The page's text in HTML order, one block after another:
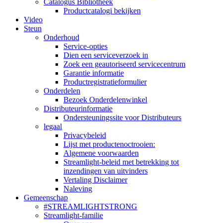
Catalogus Bibliotheek
Productcatalogi bekijken
Video
Steun
Onderhoud
Service-opties
Dien een serviceverzoek in
Zoek een geautoriseerd servicecentrum
Garantie informatie
Productregistratieformulier
Onderdelen
Bezoek Onderdelenwinkel
Distributeurinformatie
Ondersteuningssite voor Distributeurs
legaal
Privacybeleid
Lijst met productenoctrooien:
Algemene voorwaarden
Streamlight-beleid met betrekking tot
inzendingen van uitvinders
Vertaling Disclaimer
Naleving
Gemeenschap
#STREAMLIGHTSTRONG
Streamlight-familie